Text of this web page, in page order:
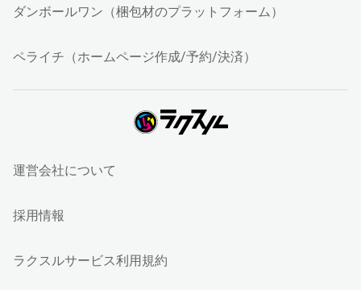
ダンボールワン（梱包材のプラットフォーム）
ペライチ（ホームページ作成/予約/決済）
運営会社について
採用情報
ラクスルサービス利用規約